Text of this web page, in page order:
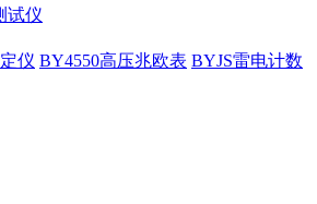
试仪
仪 BY4550高压兆欧表 BYJS雷电计数